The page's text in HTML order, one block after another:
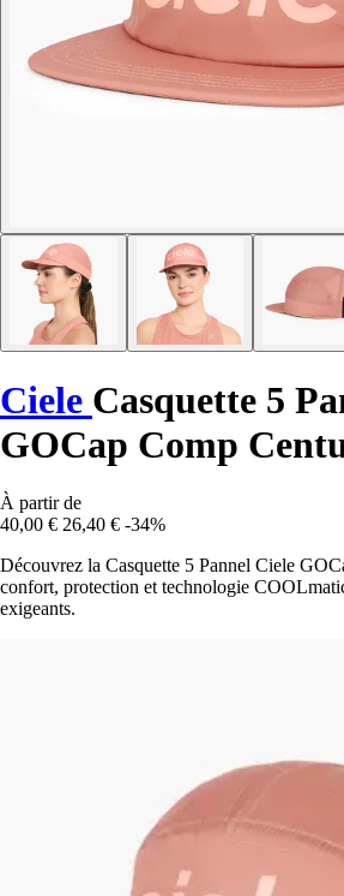
Ciele Casquette 5
GOCap Comp
À partir de
40,00 € 26,40 € -34%
Découvrez la Casquette 5 Pannel Ciele
confort, protection et technologie
exigeants.